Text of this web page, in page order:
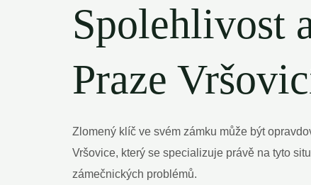
Spolehlivost
Praze
Zlomený klíč ve svém zámku může být
Vršovice, který se specializuje právě na tyto
zámečnických problémů.